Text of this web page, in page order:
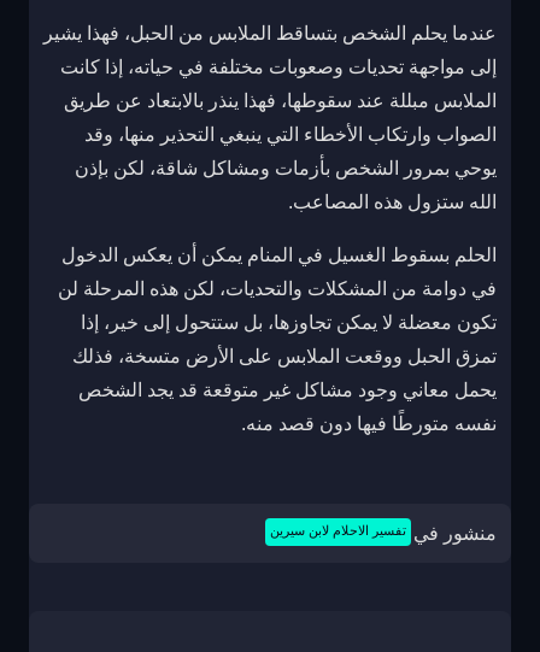
عندما يحلم الشخص بتساقط الملابس من الحبل، فهذا يشير
إلى مواجهة تحديات وصعوبات مختلفة في حياته، إذا كانت
الملابس مبللة عند سقوطها، فهذا ينذر بالابتعاد عن طريق
الصواب وارتكاب الأخطاء التي ينبغي التحذير منها، وقد
يوحي بمرور الشخص بأزمات ومشاكل شاقة، لكن بإذن
الله ستزول هذه المصاعب.
الحلم بسقوط الغسيل في المنام يمكن أن يعكس الدخول
في دوامة من المشكلات والتحديات، لكن هذه المرحلة لن
تكون معضلة لا يمكن تجاوزها، بل ستتحول إلى خير، إذا
تمزق الحبل ووقعت الملابس على الأرض متسخة، فذلك
يحمل معاني وجود مشاكل غير متوقعة قد يجد الشخص
نفسه متورطًا فيها دون قصد منه.
منشور في تفسير الاحلام لابن سيرين